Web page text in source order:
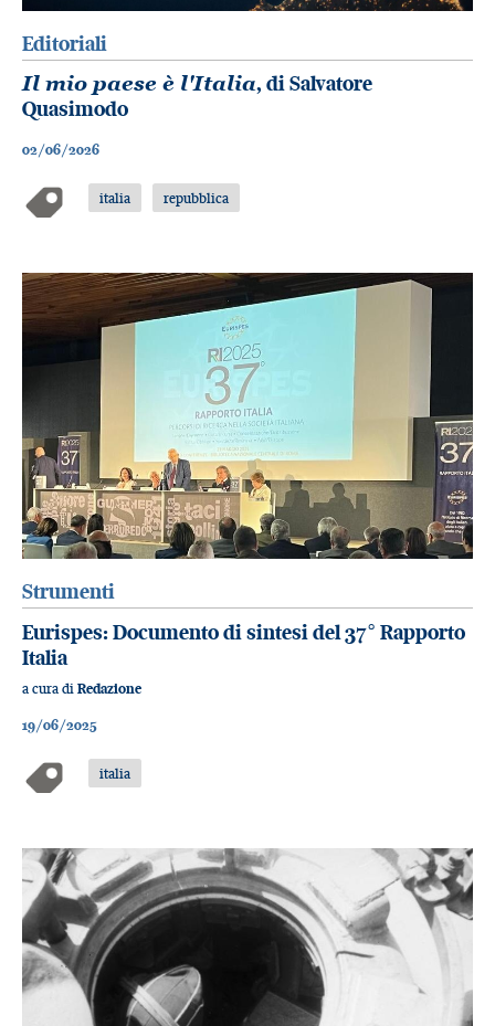
Editoriali
Il mio paese è l'Italia, di Salvatore
Quasimodo
02/06/2026
italia repubblica
Strumenti
Eurispes: Documento di sintesi del 37° Rapporto
Italia
a cura di Redazione
19/06/2025
italia